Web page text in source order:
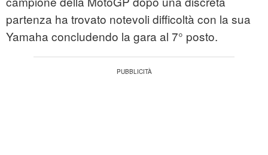
partenza ha trovato notevoli difficoltà con la sua
Yamaha concludendo la gara al 7° posto.